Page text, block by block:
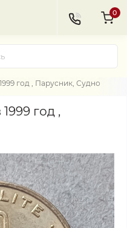
0
год , Парусник, Судно
год ,